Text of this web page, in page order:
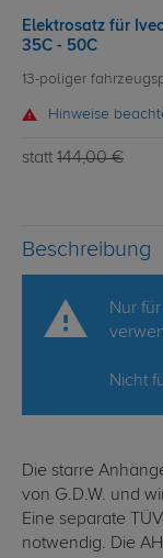
Elektrosatz für
35C - 50C
13-poliger
Hinweise
statt 144,00 €
Beschreibung
Nur
Nicht
Die starre
von G.D.W. und
Eine separate
notwendig. Die